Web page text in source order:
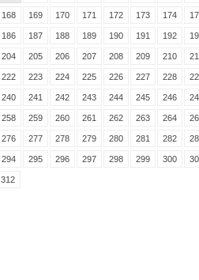
168 169 170 171 172 173 174
186 187 188 189 190 191 192
204 205 206 207 208 209 210
222 223 224 225 226 227 228
240 241 242 243 244 245 246
258 259 260 261 262 263 264
276 277 278 279 280 281 282
294 295 296 297 298 299 300
312